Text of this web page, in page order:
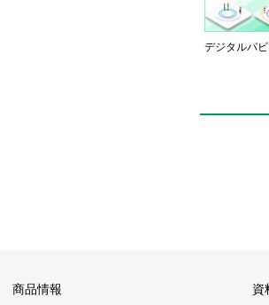
デジタルパ
商品情報 資